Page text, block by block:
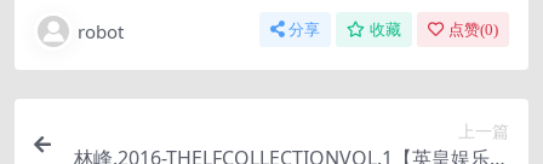
robot 分享 收藏 点赞(0)
上一篇
林峰.2016-THELFCOLLECTIONVOL.1【英皇娱乐】